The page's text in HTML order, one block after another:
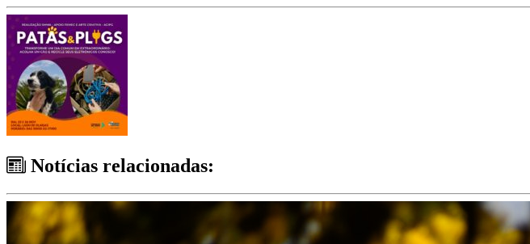
Notícias relacionadas: